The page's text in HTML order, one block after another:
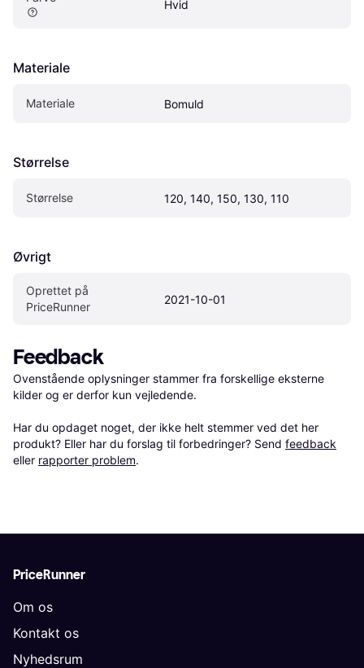
Hvid
Materiale
Materiale Bomuld
Størrelse
Størrelse 120, 140, 150, 130, 110
Øvrigt
Oprettet på
PriceRunner
2021-10-01
Feedback
Ovenstående oplysninger stammer fra forskellige eksterne
kilder og er derfor kun vejledende.
Har du opdaget noget, der ikke helt stemmer ved det her
produkt? Eller har du forslag til forbedringer? Send feedback
eller rapporter problem.
PriceRunner
Om os
Kontakt os
Nyhedsrum